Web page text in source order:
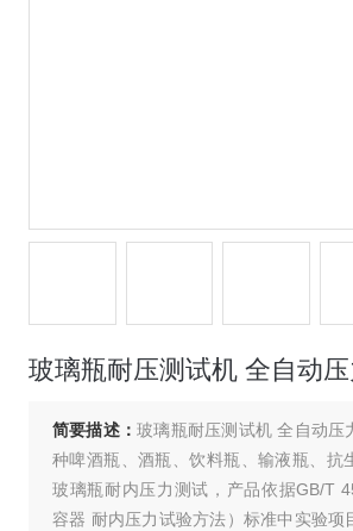
玻璃瓶耐压测试机 全自动
简要描述：玻璃瓶耐压测试机 全自动压
种啤酒瓶、酒瓶、饮料瓶、输液瓶、抗
玻璃瓶耐内压力测试，产品依据GB/T
容器 耐内压力试验方法）标准中实验项